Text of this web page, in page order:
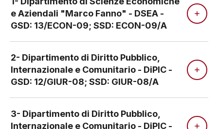
e Aziendali "Marco Fanno" - DSEA -
GSD: 13/ECON-09; SSD: ECON-09/A
2- Dipartimento di Diritto Pubblico,
Internazionale e Comunitario - DiPIC -
GSD: 12/GIUR-08; SSD: GIUR-08/A
3- Dipartimento di Diritto Pubblico,
Internazionale e Comunitario - DiPIC -